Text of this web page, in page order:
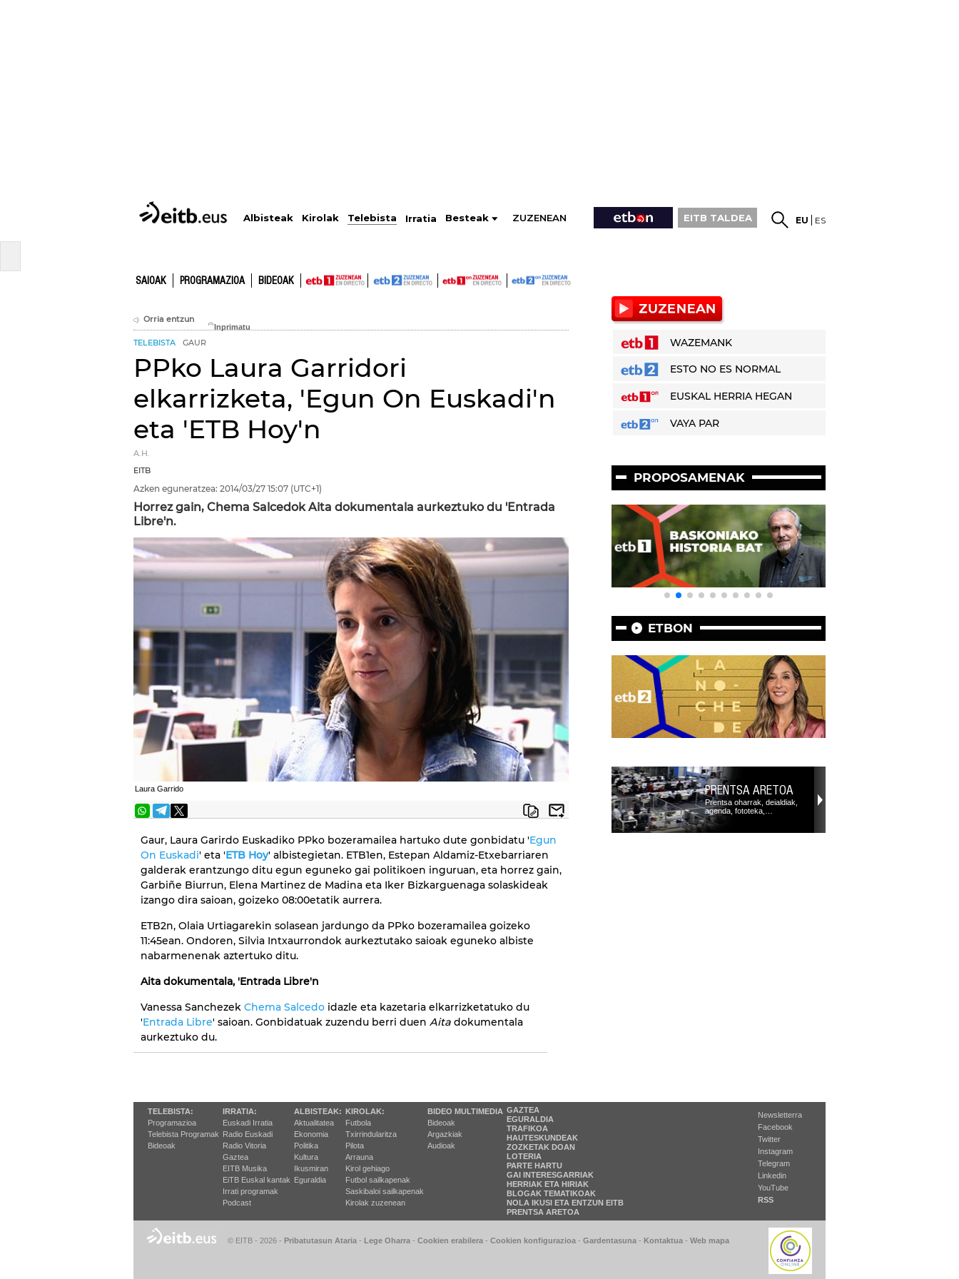
Albisteak Kirolak Telebista Irratia Besteak ZUZENEAN EITB TALDEA EU ES
SAIOAK PROGRAMAZIOA BIDEOAK
Orria entzun
TELEBISTA GAUR
PPko Laura Garridori
elkarrizketa, 'Egun On Euskadi'n
eta 'ETB Hoy'n
A.H.
EITB
Azken eguneratzea: 2014/03/27 15:07 (UTC+1)
Horrez gain, Chema Salcedok Aita dokumentala aurkeztuko du 'Entrada
Libre'n.
Laura Garrido
Gaur, Laura Garirdo Euskadiko PPko bozeramailea hartuko dute gonbidatu 'Egun
On Euskadi' eta 'ETB Hoy' albistegietan. ETB1en, Estepan Aldamiz-Etxebarriaren
galderak erantzungo ditu egun eguneko gai politikoen inguruan, eta horrez gain,
Garbiñe Biurrun, Elena Martinez de Madina eta Iker Bizkarguenaga solaskideak
izango dira saioan, goizeko 08:00etatik aurrera.
ETB2n, Olaia Urtiagarekin solasean jardungo da PPko bozeramailea goizeko
11:45ean. Ondoren, Silvia Intxaurrondok aurkeztutako saioak eguneko albiste
nabarmenenak aztertuko ditu.
Aita dokumentala, 'Entrada Libre'n
Vanessa Sanchezek Chema Salcedo idazle eta kazetaria elkarrizketatuko du
'Entrada Libre' saioan. Gonbidatuak zuzendu berri duen Aita dokumentala
aurkeztuko du.
WAZEMANK
ESTO NO ES NORMAL
EUSKAL HERRIA HEGAN
VAYA PAR
PROPOSAMENAK
ETBON
PRENTSA ARETOA
Prentsa oharrak, deialdiak,
agenda, fototeka,…
TELEBISTA:
Programazioa
Telebista Programak
Bideoak
IRRATIA:
Euskadi Irratia
Radio Euskadi
Radio Vitoria
Gaztea
EITB Musika
EiTB Euskal kantak
Irrati programak
Podcast
ALBISTEAK:
Aktualitatea
Ekonomia
Politika
Kultura
Ikusmiran
Eguraldia
KIROLAK:
Futbola
Txirrindularitza
Pilota
Arrauna
Kirol gehiago
Futbol sailkapenak
Saskibaloi sailkapenak
Kirolak zuzenean
BIDEO MULTIMEDIA
Bideoak
Argazkiak
Audioak
GAZTEA
EGURALDIA
TRAFIKOA
HAUTESKUNDEAK
ZOZKETAK DOAN
LOTERIA
PARTE HARTU
GAI INTERESGARRIAK
HERRIAK ETA HIRIAK
BLOGAK TEMATIKOAK
NOLA IKUSI ETA ENTZUN EITB
PRENTSA ARETOA
Newsletterra
Facebook
Twitter
Instagram
Telegram
Linkedin
YouTube
RSS
© EITB - 2026 - Pribatutasun Ataria - Lege Oharra - Cookien erabilera - Cookien konfigurazioa - Gardentasuna - Kontaktua - Web mapa